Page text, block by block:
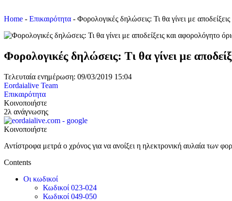
Home - Επικαιρότητα - Φορολογικές δηλώσεις: Τι θα γίνει με
Φορολογικές δηλώσεις: Τι θα γίνει με
Τελευταία ενημέρωση: 09/03/2019 15:04
Eordaialive Team
Επικαιρότητα
Κοινοποιήστε
2λ ανάγνωσης
Κοινοποιήστε
Αντίστροφα μετρά ο χρόνος για να ανοίξει η ηλεκτρονική αυλαία των
Contents
Οι κωδικοί
Κωδικοί 023-024
Κωδικοί 049-050